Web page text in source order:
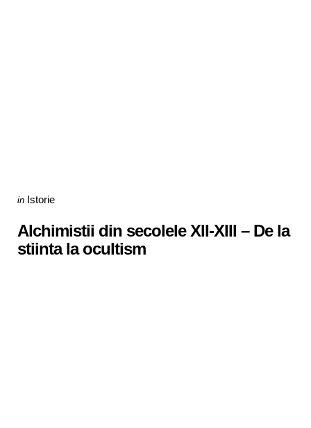
Categories
Posted
in Istorie
Alchimistii din secolele XII-XIII – De la
stiinta la ocultism